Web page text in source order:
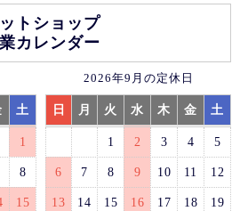
トショップ
カレンダー
土
1
8
15
2026年9月の定休日
日 月 火 水 木 金 土
1 2 3 4 5
6 7 8 9 10 11 12
13 14 15 16 17 18 19